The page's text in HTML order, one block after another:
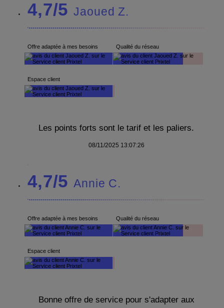
4,7/5Jaoued Z.
Offre adaptée à mes besoins Qualité du réseau
Espace client
Les points forts sont le tarif et les paliers.
08/11/2025 13:07:26
4,7/5Annie C.
Offre adaptée à mes besoins Qualité du réseau
Espace client
Bonne offre de service pour s'adapter aux